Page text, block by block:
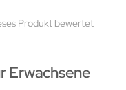
Produkt bewertet
Erwachsene